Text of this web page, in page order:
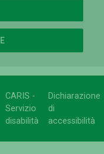
CARIS -
Servizio
disabilità
Dichiarazione
di
accessibilità